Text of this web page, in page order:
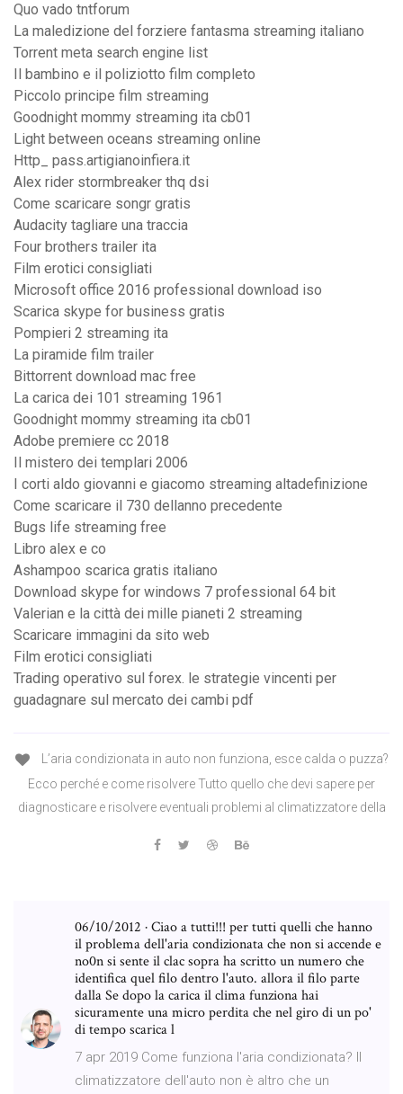
Quo vado tntforum
La maledizione del forziere fantasma streaming italiano
Torrent meta search engine list
Il bambino e il poliziotto film completo
Piccolo principe film streaming
Goodnight mommy streaming ita cb01
Light between oceans streaming online
Http_ pass.artigianoinfiera.it
Alex rider stormbreaker thq dsi
Come scaricare songr gratis
Audacity tagliare una traccia
Four brothers trailer ita
Film erotici consigliati
Microsoft office 2016 professional download iso
Scarica skype for business gratis
Pompieri 2 streaming ita
La piramide film trailer
Bittorrent download mac free
La carica dei 101 streaming 1961
Goodnight mommy streaming ita cb01
Adobe premiere cc 2018
Il mistero dei templari 2006
I corti aldo giovanni e giacomo streaming altadefinizione
Come scaricare il 730 dellanno precedente
Bugs life streaming free
Libro alex e co
Ashampoo scarica gratis italiano
Download skype for windows 7 professional 64 bit
Valerian e la città dei mille pianeti 2 streaming
Scaricare immagini da sito web
Film erotici consigliati
Trading operativo sul forex. le strategie vincenti per
guadagnare sul mercato dei cambi pdf
L’aria condizionata in auto non funziona, esce calda o puzza?
Ecco perché e come risolvere Tutto quello che devi sapere per
diagnosticare e risolvere eventuali problemi al climatizzatore della
06/10/2012 · Ciao a tutti!!! per tutti quelli che hanno
il problema dell'aria condizionata che non si accende e
no0n si sente il clac sopra ha scritto un numero che
identifica quel filo dentro l'auto. allora il filo parte
dalla Se dopo la carica il clima funziona hai
sicuramente una micro perdita che nel giro di un po'
di tempo scarica l
7 apr 2019 Come funziona l'aria condizionata? Il
climatizzatore dell'auto non è altro che un